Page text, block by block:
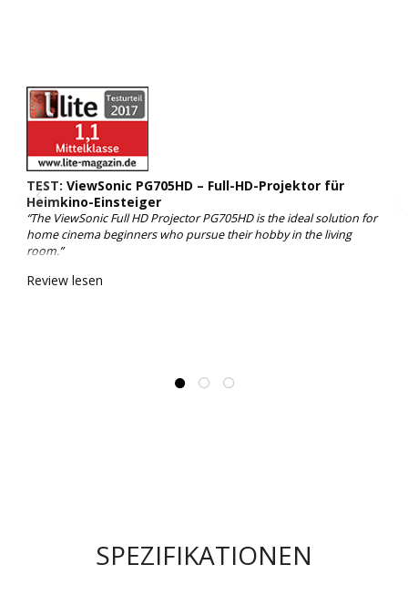
TEST: ViewSonic PG705HD – Full-HD-Projektor für
Heimkino-Einsteiger
“The ViewSonic Full HD Projector PG705HD is the ideal solution for
home cinema beginners who pursue their hobby in the living
room.”
Review lesen
SPEZIFIKATIONEN